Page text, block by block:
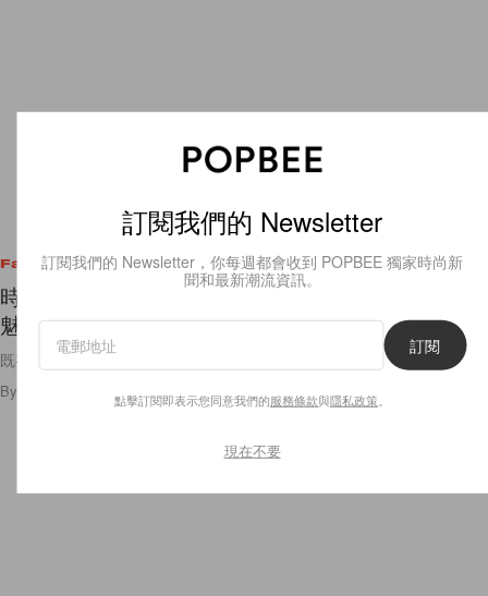
Fashion
時髦精今年都在穿既可愛又性感的波點圖案，它的
魅力讓法國女生也著迷！
既有法式的慵懶浪漫氛圍，又結合了一絲俏皮可愛❣️
By 2025年3月31日
訂閱我們的 Newsletter
訂閱我們的 Newsletter，你每週都會收到 POPBEE 獨家時尚新
聞和最新潮流資訊。
訂閱
點擊訂閱即表示您同意我們的服務條款與隱私政策
現在不要